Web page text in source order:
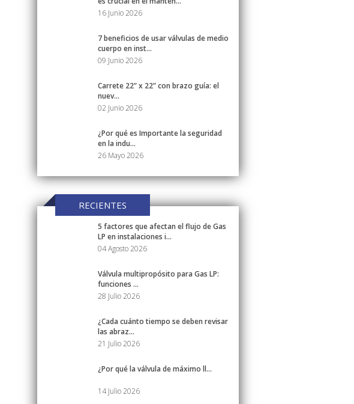
16 Junio 2026
7 beneficios de usar válvulas de medio
cuerpo en inst...
09 Junio 2026
Carrete 22” x 22” con brazo guía: el
nuev...
02 Junio 2026
¿Por qué es Importante la seguridad
en la indu...
26 Mayo 2026
RECIENTES
5 factores que afectan el flujo de Gas
LP en instalaciones i...
04 Agosto 2026
Válvula multipropósito para Gas LP:
funciones ...
28 Julio 2026
¿Cada cuánto tiempo se deben revisar
las abraz...
21 Julio 2026
¿Por qué la válvula de máximo ll...
14 Julio 2026